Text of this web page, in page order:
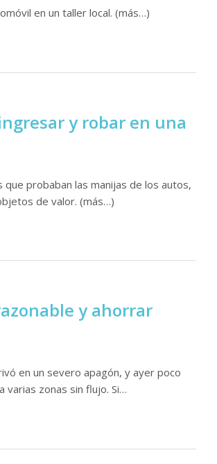
en un taller local. (más…)
y robar en una
probaban las manijas de los autos,
de valor. (más…)
y ahorrar
en un severo apagón, y ayer poco
zonas sin flujo. Si…